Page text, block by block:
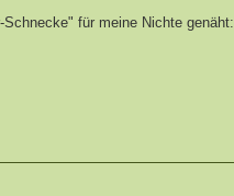
für meine Nichte genäht: